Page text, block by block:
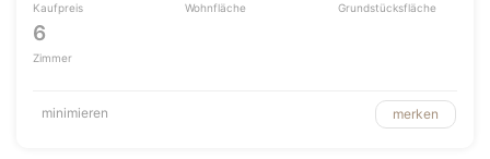
Kaufpreis Wohnfläche Grundstücksfläche
6
Zimmer
minimieren merken